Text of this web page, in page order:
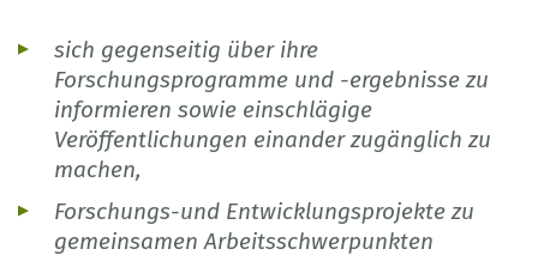
sich gegenseitig über ihre
Forschungsprogramme und -ergebnisse zu
informieren sowie einschlägige
Veröffentlichungen einander zugänglich zu
machen,
Forschungs-und Entwicklungsprojekte zu
gemeinsamen Arbeitsschwerpunkten